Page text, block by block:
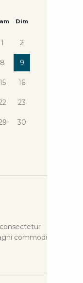
Dim
1 2
8 9
15 16
23
30
commodi